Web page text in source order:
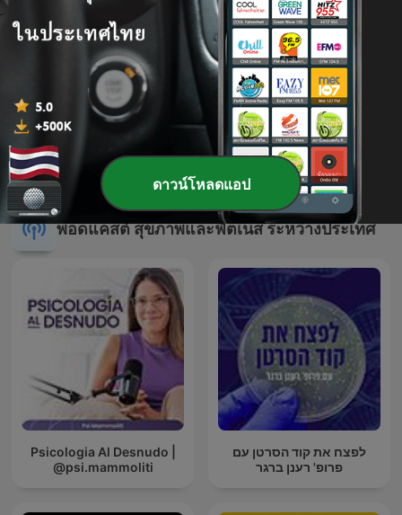
Deeper Dhamma Buddhist
Society of Western
Australia
ชั่วโมงสุขภาพ
พอดแคสต์ สุขภาพและฟิตเนส ระหว่างประเทศ
Psicologia Al Desnudo |
@psi.mammoliti
לפצח את קוד הסרטן עם
פרופ' רענן ברגר
ดาวน์โหลดแอป